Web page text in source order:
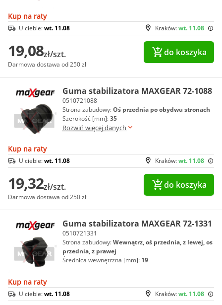
Kup na raty
Kraków:wt. 11.08
U ciebie:wt. 11.08
19,08zł/szt.
Darmowa dostawa od 250 zł
do koszyka
Guma stabilizatora MAXGEAR 72-1088
0510721088
Strona zabudowy:Oś przednia po obydwu stronach
Szerokość [mm]:35
Rozwiń więcej danych
Kup na raty
Kraków:wt. 11.08
U ciebie:wt. 11.08
19,32zł/szt.
Darmowa dostawa od 250 zł
do koszyka
Guma stabilizatora MAXGEAR 72-1331
0510721331
Strona zabudowy:Wewnątrz, oś przednia, z lewej, os
przednia, z prawej
Średnica wewnętrzna [mm]: 19
Kup na raty
Kraków:wt. 11.08
U ciebie:wt. 11.08